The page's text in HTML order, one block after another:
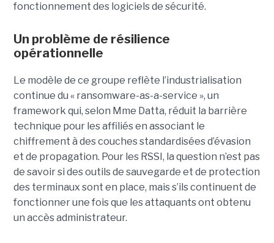
fonctionnement des logiciels de sécurité.
Un problème de résilience
opérationnelle
Le modèle de ce groupe reflète l’industrialisation
continue du « ransomware-as-a-service », un
framework qui, selon Mme Datta, réduit la barrière
technique pour les affiliés en associant le
chiffrement à des couches standardisées d’évasion
et de propagation. Pour les RSSI, la question n’est pas
de savoir si des outils de sauvegarde et de protection
des terminaux sont en place, mais s’ils continuent de
fonctionner une fois que les attaquants ont obtenu
un accès administrateur.